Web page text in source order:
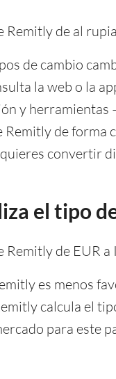
Remitly de al
de cambio
la web o la
y
Remitly de forma
convertir
el tipo
Remitly de EUR
es menos
calcula el
para este